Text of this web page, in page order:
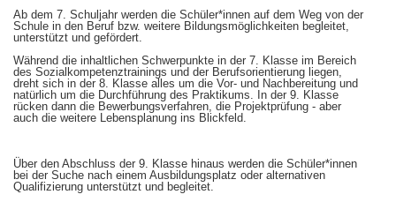
Ab dem 7. Schuljahr werden die Schüler*innen auf dem Weg von der
Schule in den Beruf bzw. weitere Bildungsmöglichkeiten begleitet,
unterstützt und gefördert.
Während die inhaltlichen Schwerpunkte in der 7. Klasse im Bereich
des Sozialkompetenztrainings und der Berufsorientierung liegen,
dreht sich in der 8. Klasse alles um die Vor- und Nachbereitung und
natürlich um die Durchführung des Praktikums. In der 9. Klasse
rücken dann die Bewerbungsverfahren, die Projektprüfung - aber
auch die weitere Lebensplanung ins Blickfeld.
Über den Abschluss der 9. Klasse hinaus werden die Schüler*innen
bei der Suche nach einem Ausbildungsplatz oder alternativen
Qualifizierung unterstützt und begleitet.